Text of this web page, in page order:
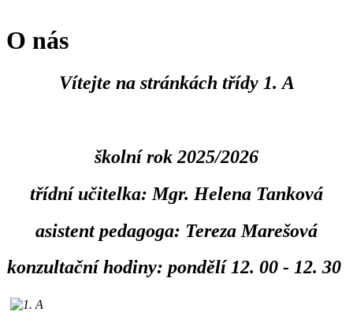
O nás
Vítejte na stránkách třídy 1. A
školní rok 2025/2026
třídní učitelka: Mgr. Helena Tanková
asistent pedagoga: Tereza Marešová
konzultační hodiny: pondělí 12. 00 - 12. 30